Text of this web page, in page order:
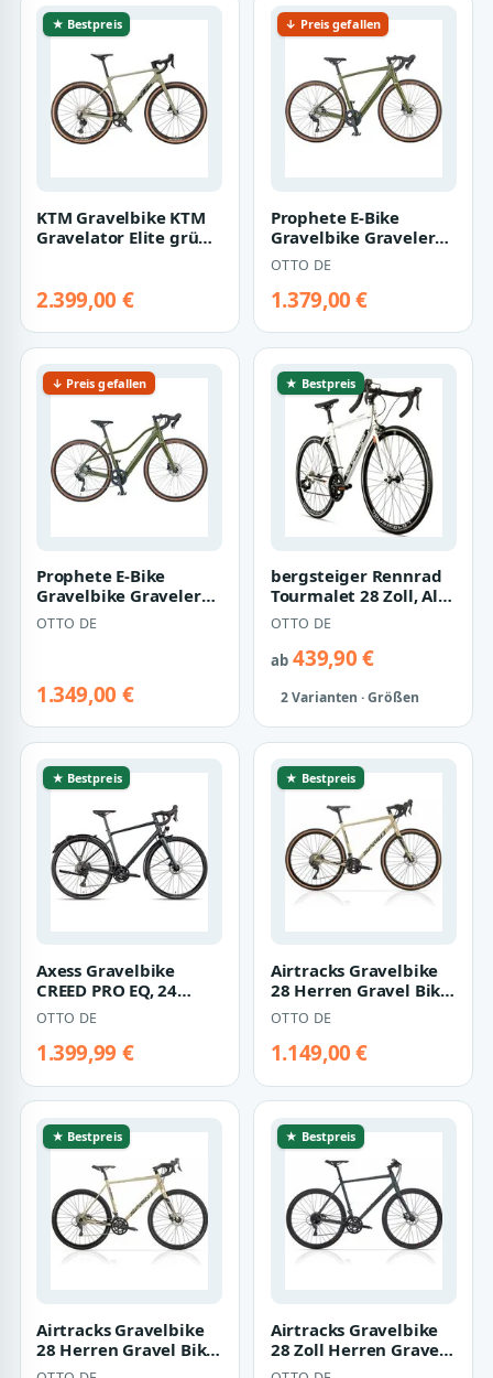
★ Bestpreis
KTM Gravelbike KTM
Gravelator Elite grün
2.399,00 €
↓ Preis gefallen
Prophete E-Bike
Gravelbike Graveler
1.0, 10 Gang Shimano,
Kettenschalt…
OTTO DE
1.379,00 €
↓ Preis gefallen
Prophete E-Bike
Gravelbike Graveler
1.0, 8 Gang Shimano,
Kettenschaltu…
OTTO DE
1.349,00 €
★ Bestpreis
bergsteiger Rennrad
Tourmalet 28 Zoll, Alu
Gravelbike 14 Gang-
Schaltun…
OTTO DE
ab439,90 €
2 Varianten · Größen
★ Bestpreis
Axess Gravelbike
CREED PRO EQ, 24
Gang Shimano GRX
RD-RX820, 12-Speed,…
OTTO DE
1.399,99 €
★ Bestpreis
Airtracks Gravelbike
28 Herren Gravel Bike
WHISPER ELITE HD
Fahrrad 2…
OTTO DE
1.149,00 €
★ Bestpreis
Airtracks Gravelbike
28 Herren Gravel Bike
WHISPER ELITE MD
★ Bestpreis
Airtracks Gravelbike
28 Zoll Herren Gravel
Bike WHISPER PLUS